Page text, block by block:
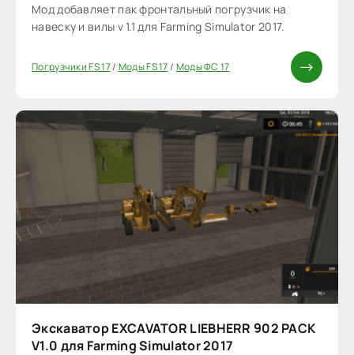
Мод добавляет пак фронтальный погрузчик на
навеску и вилы v 1.1 для Farming Simulator 2017.
Погрузчики FS 17/ Моды FS 17/ Моды ФС 17
Экскаватор EXCAVATOR LIEBHERR 902 PACK
V1.0 для Farming Simulator 2017